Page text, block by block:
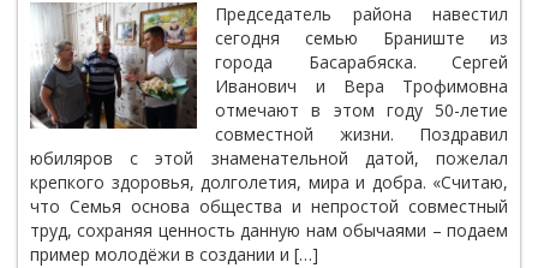
Председатель района навестил
сегодня семью Браниште из
города Басарабяска. Сергей
Иванович и Вера Трофимовна
отмечают в этом году 50-летие
совместной жизни. Поздравил
юбиляров с этой знаменательной датой, пожелал
крепкого здоровья, долголетия, мира и добра. «Считаю,
что Семья основа общества и непростой совместный
труд, сохраняя ценность данную нам обычаями – подаем
пример молодёжи в создании и […]